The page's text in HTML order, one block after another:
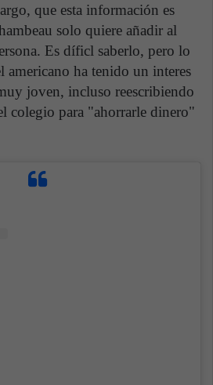
que esta información es
solo quiere añadir al
Es díficl saberlo, pero lo
americano ha tenido un interes
joven, incluso reescribiendo
colegio para "ahorrarle dinero"